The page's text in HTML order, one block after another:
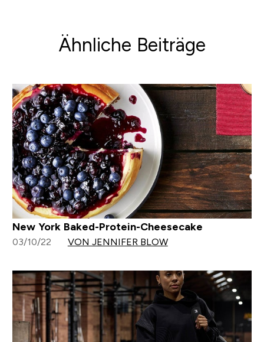
Ähnliche Beiträge
New York Baked-Protein-Cheesecake
03/10/22 VON JENNIFER BLOW